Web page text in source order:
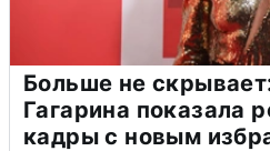
Больше не
Гагарина показала
кадры с новым